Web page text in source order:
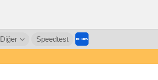
Diğer Speedtest